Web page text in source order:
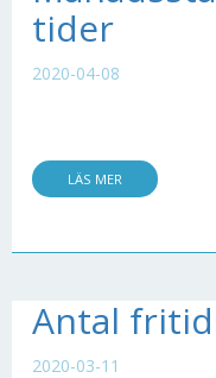
tider
2020-04-08
LÄS MER
Antal
2020-03-11